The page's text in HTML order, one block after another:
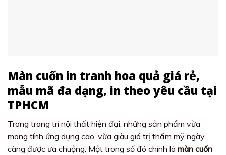
Màn cuốn in tranh hoa quả giá rẻ,
mẫu mã đa dạng, in theo yêu cầu tại
TPHCM
Trong trang trí nội thất hiện đại, những sản phẩm vừa
mang tính ứng dụng cao, vừa giàu giá trị thẩm mỹ ngày
càng được ưa chuộng. Một trong số đó chính là màn cuốn